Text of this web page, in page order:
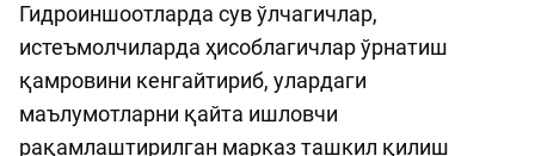
Гидроиншоотларда сув ўлчагичлар,
истеъмолчиларда ҳисоблагичлар ўрнатиш
қамровини кенгайтириб, улардаги
маълумотларни қайта ишловчи
рақамлаштирилган марказ ташкил қилиш